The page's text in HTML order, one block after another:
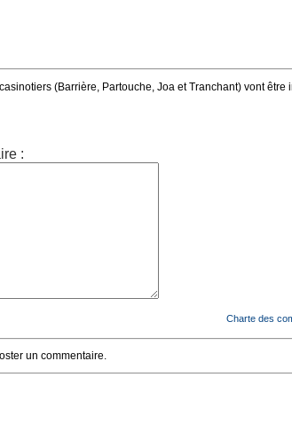
(Barrière, Partouche, Joa et Tranchant) vont être
:
Charte des
un commentaire.